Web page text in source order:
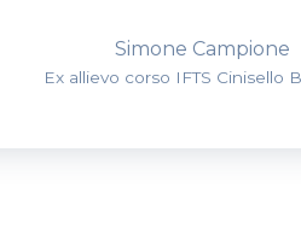
Simone Campione
Ex allievo corso IFTS Cinisello